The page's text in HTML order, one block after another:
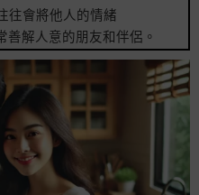
往會將他人的情緒
解人意的朋友和伴侶。